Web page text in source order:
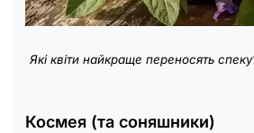
Які квіти найкраще переносять
Космея (та соняшники)